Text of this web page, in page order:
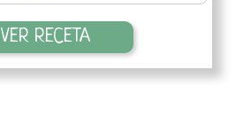
VER RECETA